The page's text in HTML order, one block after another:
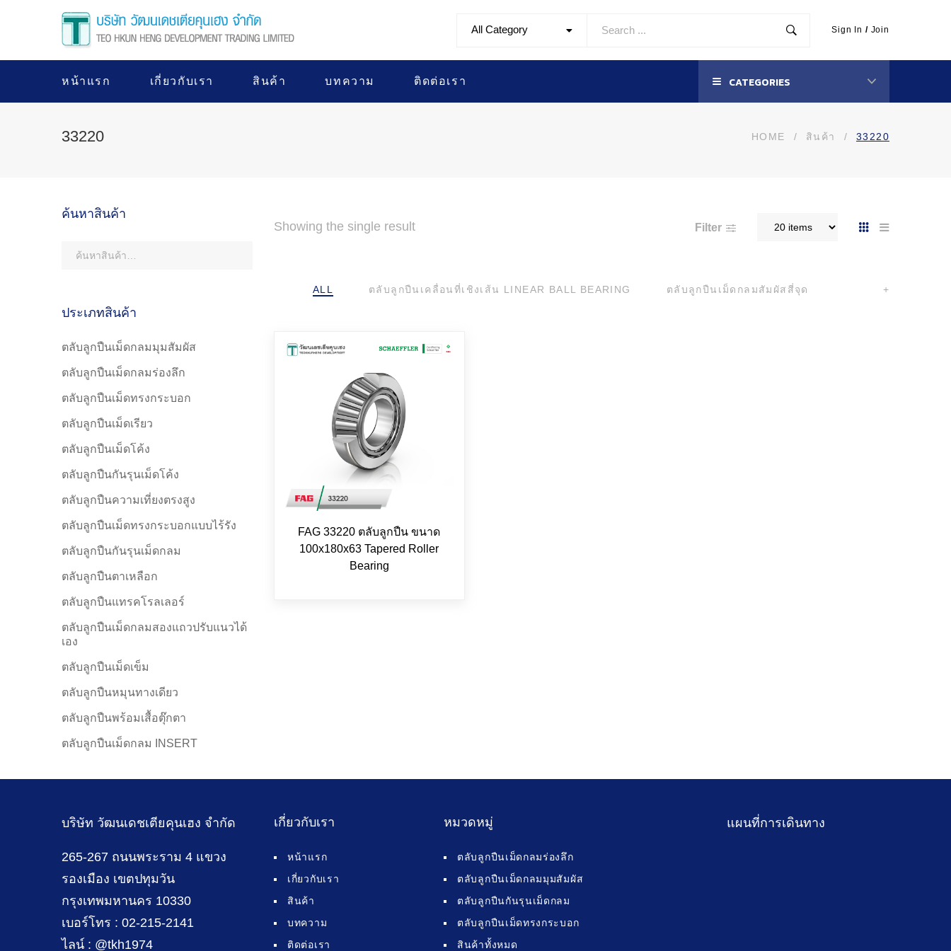
All Category Sign In / Join
หน้าแรก เกี่ยวกับเรา สินค้า บทความ ติดต่อเรา CATEGORIES
33220 HOME / สินค้า / 33220
Showing the single result Filter
ALL ตลับลูกปืนเคลื่อนที่เชิงเส้น LINEAR BALL BEARING ตลับลูกปืนเม็ดกลมสัมผัสสี่จุด +
FAG 33220 ตลับลูกปืน ขนาด
100x180x63 Tapered Roller
Bearing
ค้นหาสินค้า
ประเภทสินค้า
ตลับลูกปืนเม็ดกลมมุมสัมผัส
ตลับลูกปืนเม็ดกลมร่องลึก
ตลับลูกปืนเม็ดทรงกระบอก
ตลับลูกปืนเม็ดเรียว
ตลับลูกปืนเม็ดโค้ง
ตลับลูกปืนกันรุนเม็ดโค้ง
ตลับลูกปืนความเที่ยงตรงสูง
ตลับลูกปืนเม็ดทรงกระบอกแบบไร้รัง
ตลับลูกปืนกันรุนเม็ดกลม
ตลับลูกปืนตาเหลือก
ตลับลูกปืนแทรคโรลเลอร์
ตลับลูกปืนเม็ดกลมสองแถวปรับแนวได้
เอง
ตลับลูกปืนเม็ดเข็ม
ตลับลูกปืนหมุนทางเดียว
ตลับลูกปืนพร้อมเสื้อตุ๊กตา
ตลับลูกปืนเม็ดกลม INSERT
บริษัท วัฒนเดชเตียคุนเฮง จำกัด
265-267 ถนนพระราม 4 แขวง
รองเมือง เขตปทุมวัน
กรุงเทพมหานคร 10330
เบอร์โทร : 02-215-2141
ไลน์ : @tkh1974
เกี่ยวกับเรา
หน้าแรก
เกี่ยวกับเรา
สินค้า
บทความ
ติดต่อเรา
หมวดหมู่
ตลับลูกปืนเม็ดกลมร่องลึก
ตลับลูกปืนเม็ดกลมมุมสัมผัส
ตลับลูกปืนกันรุนเม็ดกลม
ตลับลูกปืนเม็ดทรงกระบอก
สินค้าทั้งหมด
แผนที่การเดินทาง